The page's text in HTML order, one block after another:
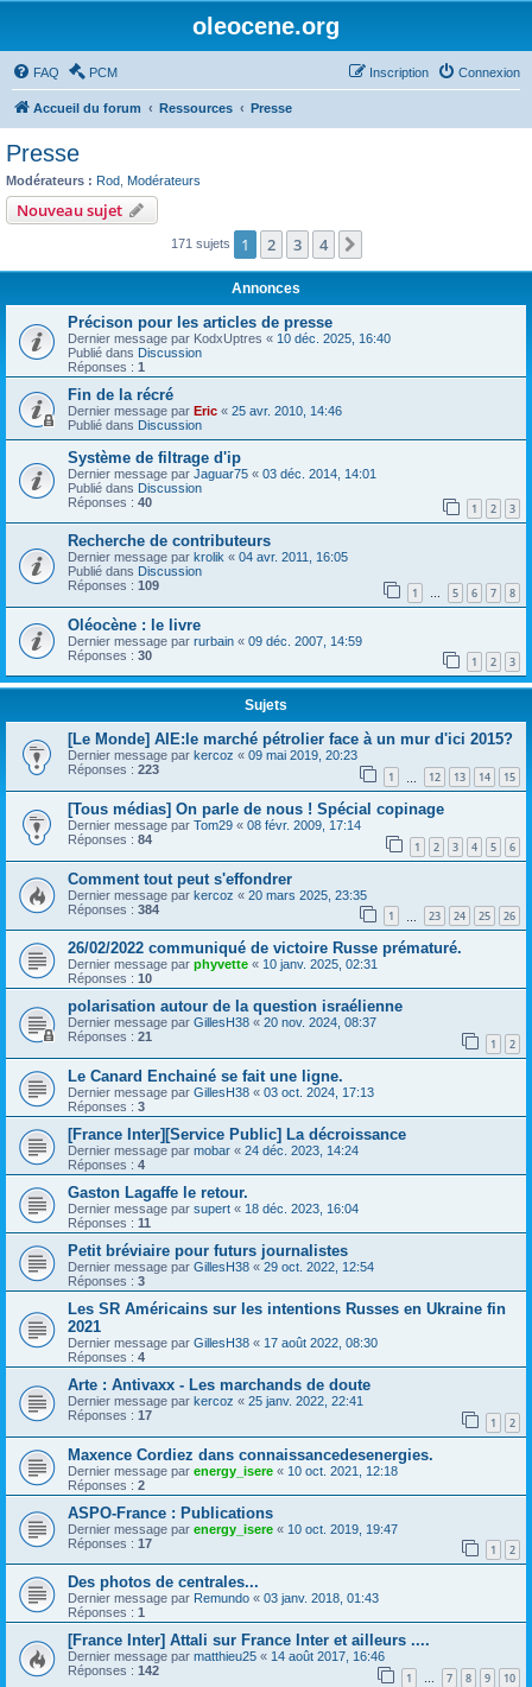
oleocene.org
FAQ PCM Connexion
Inscription
Accueil du forum Ressources Presse
Presse
Modérateurs : Rod Modérateurs
Nouveau sujet
171 sujets 1 2 3 4
Annonces
Précison pour les articles de presse
Dernier message par KodxUptres « 10 déc. 2025, 16:40
Publié dans Discussion
Réponses : 1
Fin de la récré
Dernier message par Eric « 25 avr. 2010, 14:46
Publié dans Discussion
Système de filtrage d'ip
Dernier message par Jaguar75 « 03 déc. 2014, 14:01
Publié dans Discussion
Réponses : 40 1 2 3
Recherche de contributeurs
Dernier message par krolik « 04 avr. 2011, 16:05
Publié dans Discussion
Réponses : 109 1 … 5 6 7 8
Oléocène : le livre
Dernier message par rurbain « 09 déc. 2007, 14:59
Réponses : 30 1 2 3
Sujets
[Le Monde] AIE:le marché pétrolier face à un mur d'ici 2015?
Dernier message par kercoz « 09 mai 2019, 20:23
Réponses : 223 1 12 13 14 15
[Tous médias] On parle de nous ! Spécial copinage
Dernier message par Tom29 « 08 févr. 2009, 17:14
Réponses : 84 1 2 3 4 5 6
Comment tout peut s'effondrer
Dernier message par kercoz « 20 mars 2025, 23:35
Réponses : 384 1 23 24 25 26
26/02/2022 communiqué de victoire Russe prématuré.
Dernier message par phyvette « 10 janv. 2025, 02:31
Réponses : 10
polarisation autour de la question israélienne
Dernier message par GillesH38 « 20 nov. 2024, 08:37
Réponses : 21 1 2
Le Canard Enchainé se fait une ligne.
Dernier message par GillesH38 « 03 oct. 2024, 17:13
Réponses : 3
[France Inter][Service Public] La décroissance
Dernier message par mobar « 24 déc. 2023, 14:24
Réponses : 4
Gaston Lagaffe le retour.
Dernier message par supert « 18 déc. 2023, 16:04
Réponses : 11
Petit bréviaire pour futurs journalistes
Dernier message par GillesH38 « 29 oct. 2022, 12:54
Réponses : 3
Les SR Américains sur les intentions Russes en Ukraine fin
2021
Dernier message par GillesH38 « 17 août 2022, 08:30
Réponses : 4
Arte : Antivaxx - Les marchands de doute
Dernier message par kercoz « 25 janv. 2022, 22:41
Réponses : 17 1 2
Maxence Cordiez dans connaissancedesenergies.
Dernier message par energy_isere « 10 oct. 2021, 12:18
Réponses : 2
ASPO-France : Publications
Dernier message par energy_isere « 10 oct. 2019, 19:47
Réponses : 17 1 2
Des photos de centrales...
Dernier message par Remundo « 03 janv. 2018, 01:43
Réponses : 1
[France Inter] Attali sur France Inter et ailleurs ....
Dernier message par matthieu25 « 14 août 2017, 16:46
Réponses : 142 1 … 7 8 9 10